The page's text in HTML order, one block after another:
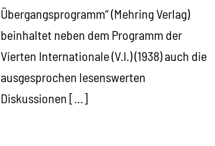
Übergangsprogramm“ (Mehring Verlag)
beinhaltet neben dem Programm der
Vierten Internationale (V.I.) (1938) auch die
ausgesprochen lesenswerten
Diskussionen […]